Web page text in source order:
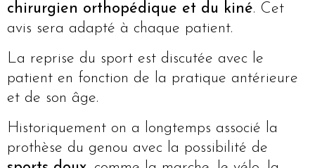
chirurgien orthopédique et du kiné. Cet
avis sera adapté à chaque patient.
La reprise du sport est discutée avec le
patient en fonction de la pratique antérieure
et de son âge.
Historiquement on a longtemps associé la
prothèse du genou avec la possibilité de